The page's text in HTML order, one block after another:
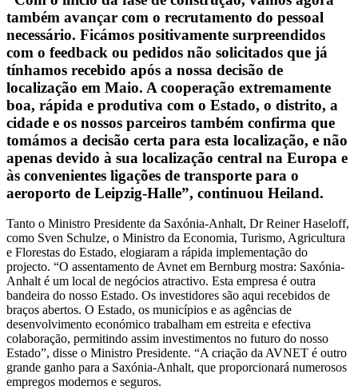
também avançar com o recrutamento do pessoal
necessário. Ficámos positivamente surpreendidos
com o feedback ou pedidos não solicitados que já
tínhamos recebido após a nossa decisão de
localização em Maio. A cooperação extremamente
boa, rápida e produtiva com o Estado, o distrito, a
cidade e os nossos parceiros também confirma que
tomámos a decisão certa para esta localização, e não
apenas devido à sua localização central na Europa e
às convenientes ligações de transporte para o
aeroporto de Leipzig-Halle”, continuou Heiland.
Tanto o Ministro Presidente da Saxónia-Anhalt, Dr Reiner Haseloff,
como Sven Schulze, o Ministro da Economia, Turismo, Agricultura
e Florestas do Estado, elogiaram a rápida implementação do
projecto. “O assentamento de Avnet em Bernburg mostra: Saxónia-
Anhalt é um local de negócios atractivo. Esta empresa é outra
bandeira do nosso Estado. Os investidores são aqui recebidos de
braços abertos. O Estado, os municípios e as agências de
desenvolvimento económico trabalham em estreita e efectiva
colaboração, permitindo assim investimentos no futuro do nosso
Estado”, disse o Ministro Presidente. “A criação da AVNET é outro
grande ganho para a Saxónia-Anhalt, que proporcionará numerosos
empregos modernos e seguros.